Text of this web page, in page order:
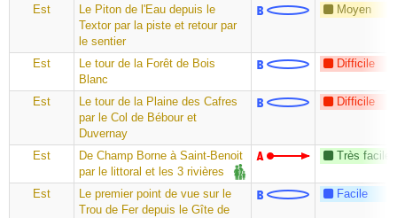
Est
Le Piton de l'Eau depuis le
Textor par la piste et retour par
le sentier
Moyen
Est
Le tour de la Forêt de Bois
Blanc
Difficile
Est
Le tour de la Plaine des Cafres
par le Col de Bébour et
Duvernay
Difficile
Est
De Champ Borne à Saint-Benoit
par le littoral et les 3 rivières
Très facile
Est
Le premier point de vue sur le
Trou de Fer depuis le Gîte de
Facile